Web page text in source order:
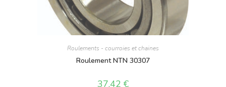
Roulements - courroies et chaines
Roulement NTN 30307
37,42 €